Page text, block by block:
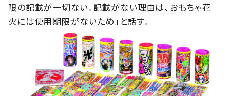
限の記載が一切ない。記載がない理由は、おもちゃ花
火には使用期限がないため」と話す。